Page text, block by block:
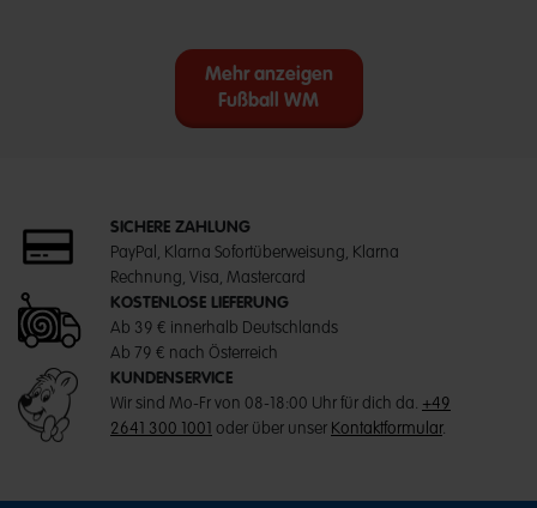
Mehr anzeigen
Fußball WM
SICHERE ZAHLUNG
PayPal, Klarna Sofortüberweisung, Klarna
Rechnung, Visa, Mastercard
KOSTENLOSE LIEFERUNG
Ab 39 € innerhalb Deutschlands
Ab 79 € nach Österreich
KUNDENSERVICE
Wir sind Mo-Fr von 08-18:00 Uhr für dich da. +49
2641 300 1001
oder über unser Kontaktformular.